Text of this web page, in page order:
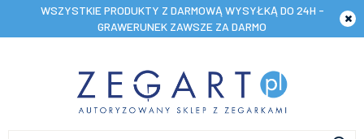
WSZYSTKIE PRODUKTY Z DARMOWĄ WYSYŁKĄ DO 24H -
GRAWERUNEK ZAWSZE ZA DARMO